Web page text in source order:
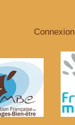
Connexion